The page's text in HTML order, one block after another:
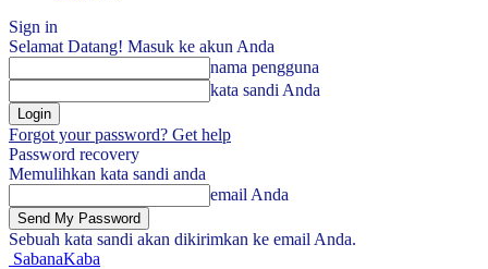
Sign in
Selamat Datang! Masuk ke akun Anda
nama pengguna
kata sandi Anda
Forgot your password? Get help
Password recovery
Memulihkan kata sandi anda
email Anda
Sebuah kata sandi akan dikirimkan ke email Anda.
SabanaKaba